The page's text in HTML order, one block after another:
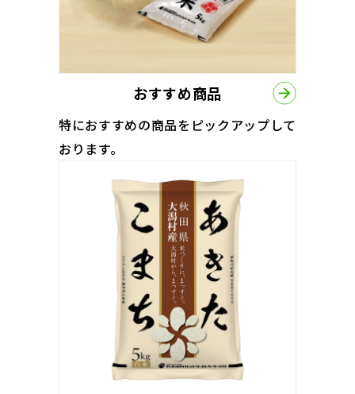
おすすめ商品
特におすすめの商品をピックアップして
おります。